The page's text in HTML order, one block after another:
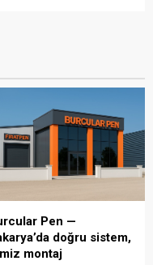
Pen —
doğru sistem,
montaj